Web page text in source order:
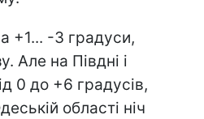
+1... -3 градуси,
Але на Півдні і
0 до +6 градусів,
області ніч